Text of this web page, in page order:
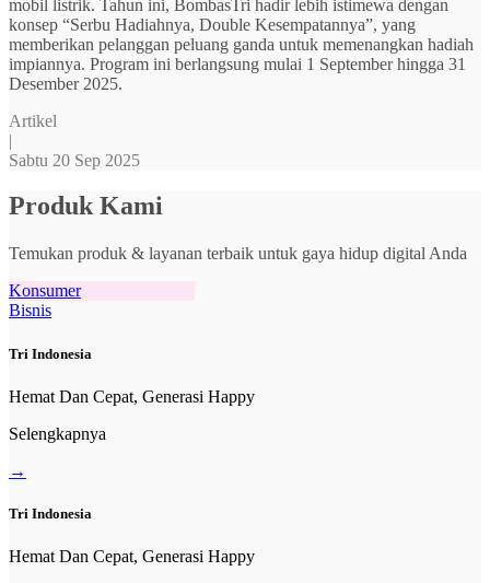
mobil listrik. Tahun ini, BombasTri hadir lebih istimewa dengan
konsep “Serbu Hadiahnya, Double Kesempatannya”, yang
memberikan pelanggan peluang ganda untuk memenangkan hadiah
impiannya. Program ini berlangsung mulai 1 September hingga 31
Desember 2025.
Artikel
|
Sabtu 20 Sep 2025
Produk Kami
Temukan produk & layanan terbaik untuk gaya hidup digital Anda
Konsumer
Bisnis
Tri Indonesia
Hemat Dan Cepat, Generasi Happy
Selengkapnya
→
Tri Indonesia
Hemat Dan Cepat, Generasi Happy